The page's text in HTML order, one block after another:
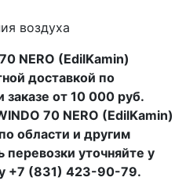
воздуха
NERO (EdilKamin)
доставкой по
от 10 000 руб.
70 NERO (EdilKamin)
области и другим
уточняйте у
+7 (831) 423-90-79.